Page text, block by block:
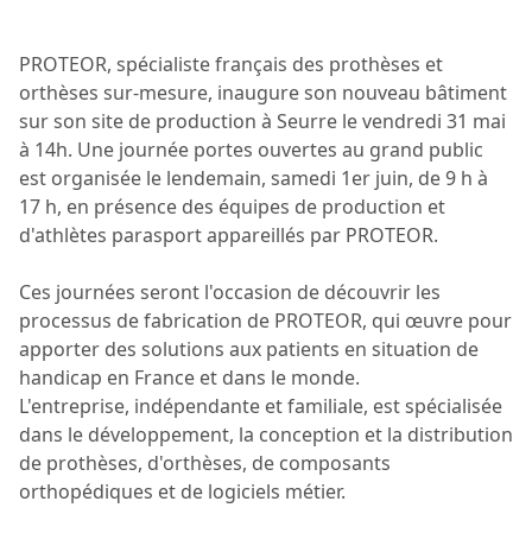
PROTEOR, spécialiste français des prothèses et
orthèses sur-mesure, inaugure son nouveau bâtiment
sur son site de production à Seurre le vendredi 31 mai
à 14h. Une journée portes ouvertes au grand public
est organisée le lendemain, samedi 1er juin, de 9 h à
17 h, en présence des équipes de production et
d'athlètes parasport appareillés par PROTEOR.
Ces journées seront l'occasion de découvrir les
processus de fabrication de PROTEOR, qui œuvre pour
apporter des solutions aux patients en situation de
handicap en France et dans le monde.
L'entreprise, indépendante et familiale, est spécialisée
dans le développement, la conception et la distribution
de prothèses, d'orthèses, de composants
orthopédiques et de logiciels métier.